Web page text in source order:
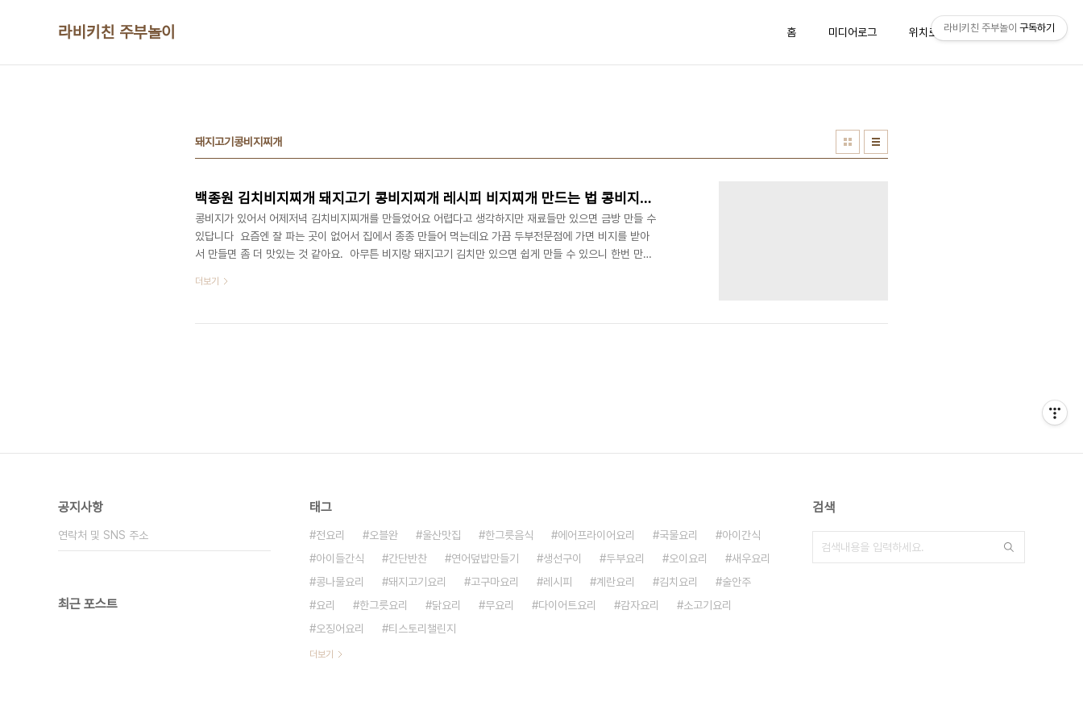
라비키친 주부놀이 홈 미디어로그 위치로그 방명록
돼지고기콩비지찌개
백종원 김치비지찌개 돼지고기 콩비지찌개 레시피 비지찌개 만드는 법 콩비지요리 콩비지국
콩비지가 있어서 어제저녁 김치비지찌개를 만들었어요 어렵다고 생각하지만 재료들만 있으면 금방 만들 수
있답니다 ​ 요즘엔 잘 파는 곳이 없어서 집에서 종종 만들어 먹는데요 가끔 두부전문점에 가면 비지를 받아
서 만들면 좀 더 맛있는 것 같아요. ​ 아무튼 비지랑 돼지고기 김치만 있으면 쉽게 만들 수 있으니 한번 만들
기름, 다진마늘, 새우젓,고춧가루 ​ 보통 시판 콩비지를 구매하면 300g이라 1팩 준비하면 됩니다 청양고추
아요 기름기가 많은 것을 넣으면 고소하니 맛있다고 해요 양파는 1/2개를 채..
더보기
공지사항
연락처 및 SNS 주소
최근 포스트
태그
전요리 오블완 울산맛집 한그릇음식 에어프라이어요리 국물요리
아이간식
아이들간식
간단반찬 연어덮밥만들기 생선구이 두부요리 오이요리
새우요리
콩나물요리
돼지고기요리 고구마요리 레시피 계란요리 김치요리
술안주
요리
한그릇요리 닭요리 무요리 다이어트요리 감자요리
소고기요리
오징어요리
티스토리챌린지
더보기
검색
라비키친 주부놀이 구독하기